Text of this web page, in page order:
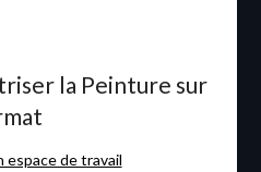
la Peinture sur
espace de travail